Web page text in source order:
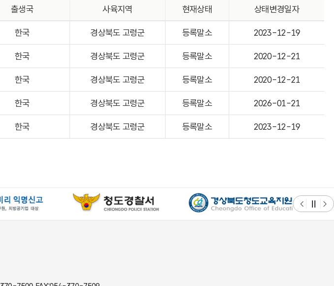
출생국 사육지역 현재상태 상태변경일자
한국 경상북도 고령군 등록말소 2023-12-19
한국 경상북도 고령군 등록말소 2020-12-21
한국 경상북도 고령군 등록말소 2020-12-21
한국 경상북도 고령군 등록말소 2026-01-21
한국 경상북도 고령군 등록말소 2023-12-19